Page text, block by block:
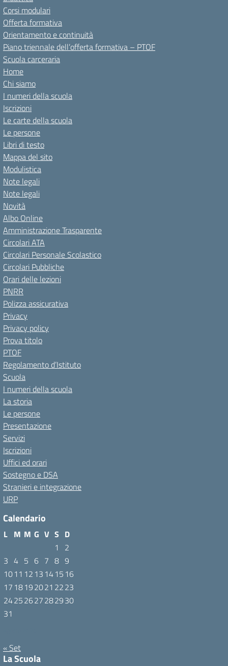
Corsi modulari
Offerta formativa
Orientamento e continuità
Piano triennale dell’offerta formativa – PTOF
Scuola carceraria
Home
Chi siamo
I numeri della scuola
Iscrizioni
Le carte della scuola
Le persone
Libri di testo
Mappa del sito
Modulistica
Note legali
Note legali
Novità
Albo Online
Amministrazione Trasparente
Circolari ATA
Circolari Personale Scolastico
Circolari Pubbliche
Orari delle lezioni
PNRR
Polizza assicurativa
Privacy
Privacy policy
Prova titolo
PTOF
Regolamento d’Istituto
Scuola
I numeri della scuola
La storia
Le persone
Presentazione
Servizi
Iscrizioni
Uffici ed orari
Sostegno e DSA
Stranieri e integrazione
URP
Calendario
L M M G V S D
1
2
3 4 5 6 7 8 9
1011 12 13 1415 16
17 18192021 2223
24252627282930
31
« Set
La Scuola